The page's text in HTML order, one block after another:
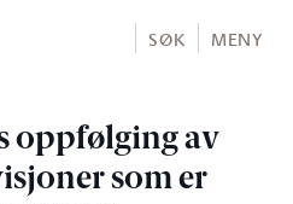
SØK MENY
oppfølging av
som er